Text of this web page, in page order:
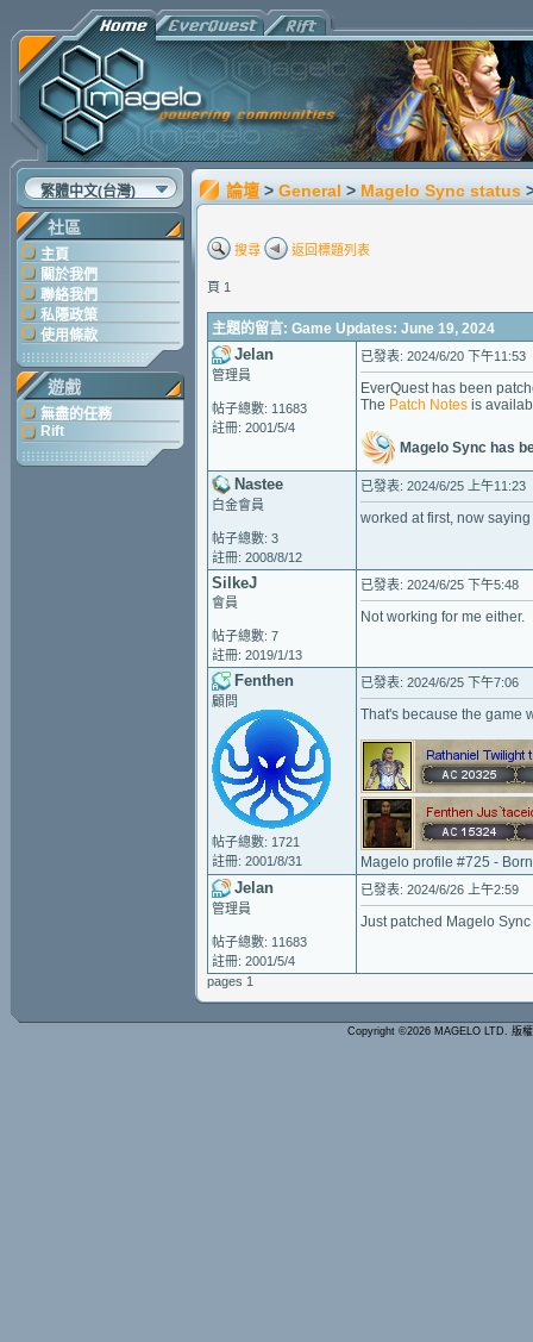
繁體中文(台灣)
社區
主頁
關於我們
聯絡我們
私隱政策
使用條款
遊戲
無盡的任務
Rift
論壇 > General > Magelo Sync status
搜尋 返回標題列表
頁 1
主題的留言: Game Updates: June 19, 2024
Jelan
管理員
帖子總數: 11683
註冊: 2001/5/4
已發表: 2024/6/20 下午11:53
EverQuest has been
The Patch Notes is
Magelo Sync has
Nastee
白金會員
帖子總數: 3
註冊: 2008/8/12
已發表: 2024/6/25 上午11:23
worked at first, now
SilkeJ
會員
帖子總數: 7
註冊: 2019/1/13
已發表: 2024/6/25 下午5:48
Not working for me either.
Fenthen
顧問
帖子總數: 1721
註冊: 2001/8/31
已發表: 2024/6/25 下午7:06
That's because the game
Magelo profile #725 -
Jelan
管理員
帖子總數: 11683
註冊: 2001/5/4
已發表: 2024/6/26 上午2:59
Just patched Magelo
pages 1
Copyright ©2026 MAGELO LTD. 版